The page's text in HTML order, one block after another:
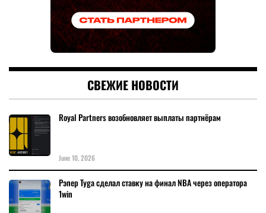
СВЕЖИЕ НОВОСТИ
Royal Partners возобновляет выплаты партнёрам
June 10, 2026
Рэпер Tyga сделал ставку на финал NBA через оператора
1win